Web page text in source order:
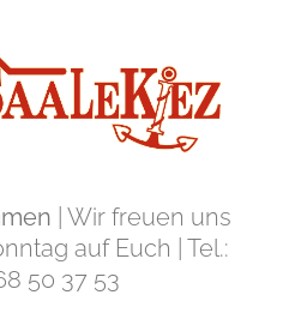
| Wir freuen uns
auf Euch | Tel.:
50 37 53